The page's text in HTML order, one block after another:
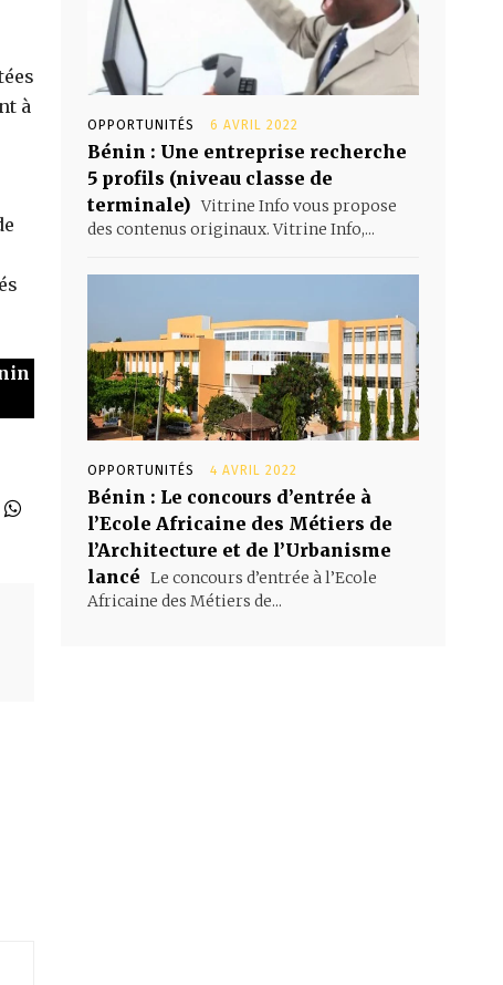
à
OPPORTUNITÉS 6 AVRIL 2022
Bénin : Une entreprise recherche
5 profils (niveau classe de
terminale) Vitrine Info vous propose
des contenus originaux. Vitrine Info,...
OPPORTUNITÉS 4 AVRIL 2022
Bénin : Le concours d’entrée à
l’Ecole Africaine des Métiers de
l’Architecture et de l’Urbanisme
lancé Le concours d’entrée à l’Ecole
Africaine des Métiers de...